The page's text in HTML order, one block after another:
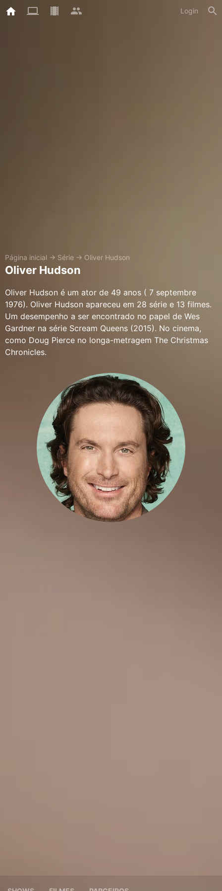
Login
Página inicial → Série → Oliver Hudson
Oliver Hudson
Oliver Hudson é um ator de 49 anos ( 7 septembre
1976). Oliver Hudson apareceu em 28 série e 13 filmes.
Um desempenho a ser encontrado no papel de Wes
Gardner na série Scream Queens (2015). No cinema,
como Doug Pierce no longa-metragem The Christmas
Chronicles.